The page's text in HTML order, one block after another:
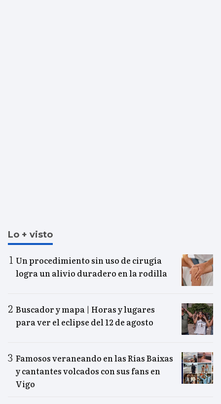
Lo + visto
Un procedimiento sin uso de cirugía
logra un alivio duradero en la rodilla
Buscador y mapa | Horas y lugares
para ver el eclipse del 12 de agosto
Famosos veraneando en las Rías Baixas
y cantantes volcados con sus fans en
Vigo